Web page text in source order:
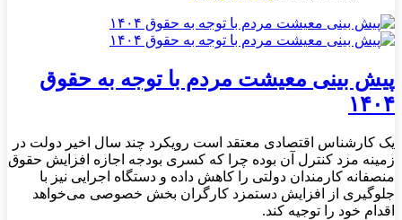
پیش بینی معیشت مردم با توجه به حقوق
۱۴۰۴
یک کارشناس اقتصادی معتقد است رویکرد چند سال اخیر دولت در
زمینه مزد کنترل آن بوده چرا که کسری بودجه اجازه افزایش حقوق
منصفانه کارمندان دولتی را کاهش داده و دستگاه اجرایی نیز با
جلوگیری از افزایش دستمزد کارگران بخش خصوصی می‌خواهد
اقدام خود را توجیه کند.